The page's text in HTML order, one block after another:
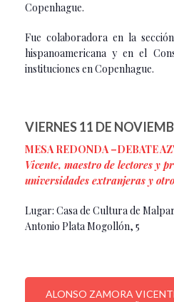
Copenhague.
Fue colaboradora en la
hispanoamericana y en el
instituciones en Copenhague.
VIERNES 11 DE
MESA REDONDA –DEBATE
Vicente, maestro de lectores y
universidades extranjeras y
Lugar: Casa de Cultura de
Antonio Plata Mogollón, 5
ALONSO ZAMORA